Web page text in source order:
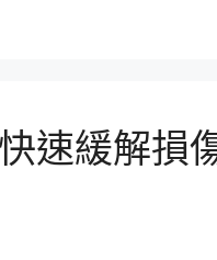
速緩解損